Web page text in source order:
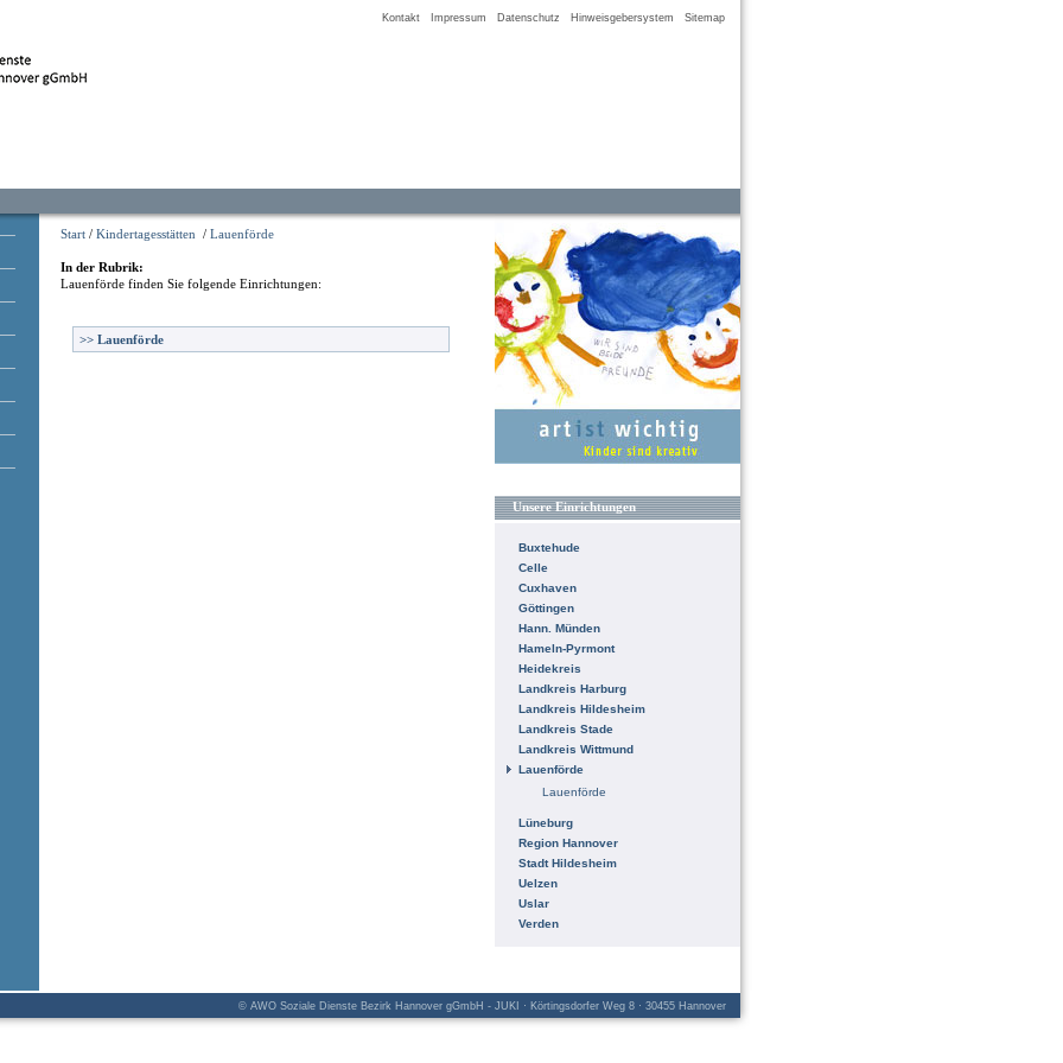
Kontakt Impressum Datenschutz Hinweisgebersystem Sitemap
Start / Kindertagesstätten / Lauenförde
In der Rubrik:
Lauenförde finden Sie folgende Einrichtungen:
>> Lauenförde
Unsere Einrichtungen
Buxtehude
Celle
Cuxhaven
Göttingen
Hann. Münden
Hameln-Pyrmont
Heidekreis
Landkreis Harburg
Landkreis Hildesheim
Landkreis Stade
Landkreis Wittmund
Lauenförde
Lauenförde
Lüneburg
Region Hannover
Stadt Hildesheim
Uelzen
Uslar
Verden
© AWO Soziale Dienste Bezirk Hannover gGmbH - JUKI · Körtingsdorfer Weg 8 · 30455 Hannover